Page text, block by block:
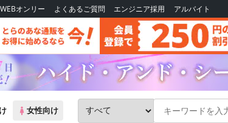
WEBオンリー よくあるご質問 エンジニア採用 アルバイト
女性向け